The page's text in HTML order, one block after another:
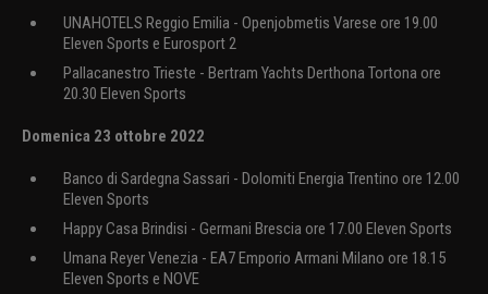
UNAHOTELS Reggio Emilia - Openjobmetis Varese ore 19.00
Eleven Sports e Eurosport 2
Pallacanestro Trieste - Bertram Yachts Derthona Tortona ore
20.30 Eleven Sports
Domenica 23 ottobre 2022
Banco di Sardegna Sassari - Dolomiti Energia Trentino ore 12.00
Eleven Sports
Happy Casa Brindisi - Germani Brescia ore 17.00 Eleven Sports
Umana Reyer Venezia - EA7 Emporio Armani Milano ore 18.15
Eleven Sports e NOVE